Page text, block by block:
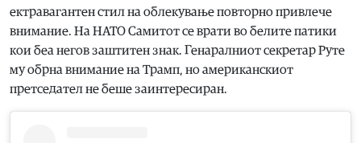
ектравагантен стил на облекување повторно привлече
внимание. На НАТО Самитот се врати во белите патики
кои беа негов заштитен знак. Генаралниот секретар Руте
му обрна внимание на Трамп, но американскиот
претседател не беше заинтересиран.